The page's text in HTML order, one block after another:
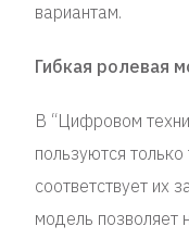
вариантам.
Гибкая ролевая
В “Цифровом
пользуются
соответствует их
модель позволяет